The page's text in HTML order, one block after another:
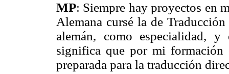
MP: Siempre hay proyectos en
Alemana cursé la de
alemán, como especialidad,
significa que por mi formación
preparada para la traducción